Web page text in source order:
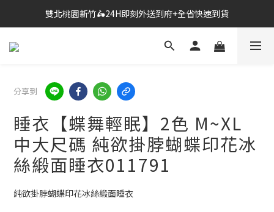
🔗點我跳轉進入👉台灣No2情趣用品商城
🔗點我跳轉進入👉台灣No2情趣用品商城
全台超商滿$600免運🎉網購獨享85折+滿千送百
🔗點我跳轉進入👉台灣No2情趣用品商城
分享到
睡衣【蝶舞輕眠】2色 M~XL
中大尺碼 純欲掛脖蝴蝶印花冰
絲緞面睡衣011791
純欲掛脖蝴蝶印花冰絲緞面睡衣